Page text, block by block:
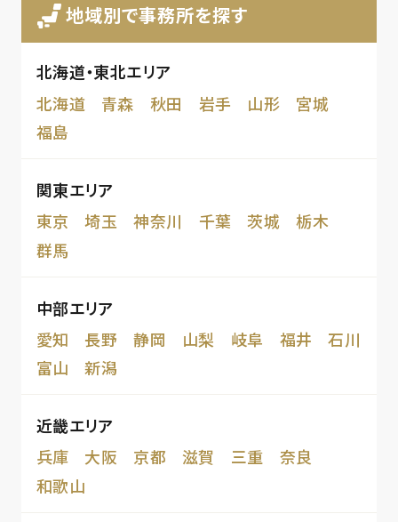
地域別で事務所を探す
北海道・東北エリア
北海道
青森 秋田 岩手 山形
宮城
福島
関東エリア
東京
埼玉 神奈川 千葉 茨城
栃木
群馬
中部エリア
愛知
長野 静岡 山梨 岐阜 福井
石川
富山
新潟
近畿エリア
兵庫
大阪 京都 滋賀 三重
奈良
和歌山